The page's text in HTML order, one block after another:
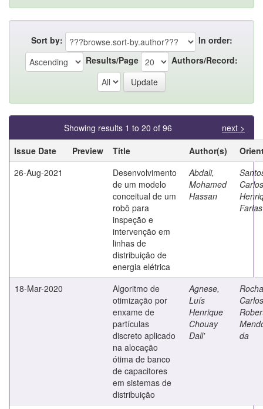
Sort by:
In order:
Results/Page
Authors/Record:
Showing results 1 to 20 of 96
next >
Issue Date
Preview Title Author(s)
26-Aug-2021
Desenvolvimento
de um modelo
conceitual de um
robô para
inspeção e
intervenção em
linhas de
distribuição de
energia elétrica
Abdali,
Mohamed
Hassan
Carlos
18-Mar-2020
Algoritmo de
otimização por
enxame de
partículas
discreto aplicado
na alocação
ótima de banco
de capacitores
em sistemas de
distribuição
Agnese,
Luís
Henrique
Chouay
Dall'
Carlos
da